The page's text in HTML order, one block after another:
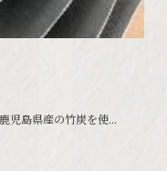
児島県産の竹炭を使...